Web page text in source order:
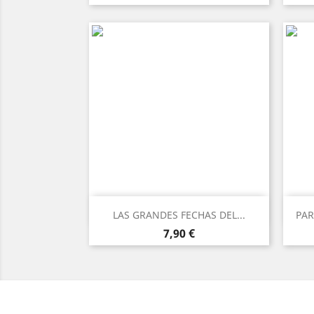
LAS GRANDES FECHAS DEL...
Precio
7,90 €
Vista rápida